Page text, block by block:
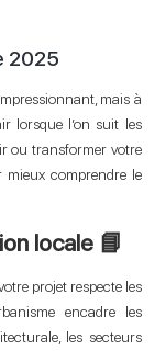
2025
mais à
lorsque l’on suit les
ou transformer votre
mieux comprendre le
locale 📘
projet respecte les
encadre les
les secteurs